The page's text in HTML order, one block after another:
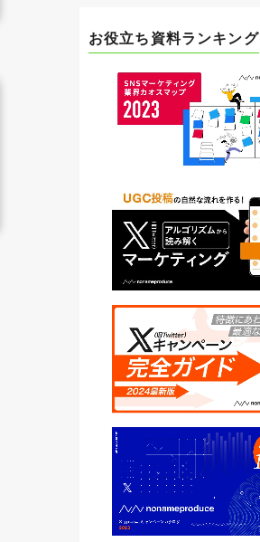
お役立ち資料ランキング